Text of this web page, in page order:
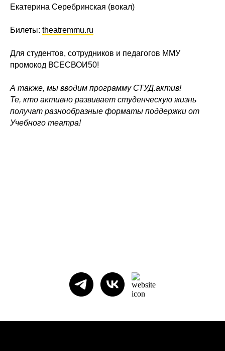
Екатерина Серебринская (вокал)
Билеты: theatremmu.ru
Для студентов, сотрудников и педагогов ММУ
промокод ВСЕСВОИ50!
А также, мы вводим программу СТУД.актив!
Те, кто активно развивает студенческую жизнь
получат разнообразные форматы поддержки от
Учебного театра!